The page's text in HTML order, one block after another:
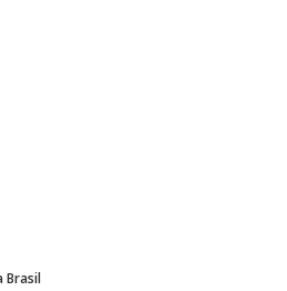
Brasil